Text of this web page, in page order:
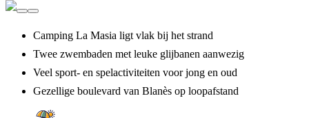
Camping La Masia ligt vlak bij het strand
Twee zwembaden met leuke glijbanen aanwezig
Veel sport- en spelactiviteiten voor jong en oud
Gezellige boulevard van Blanès op loopafstand